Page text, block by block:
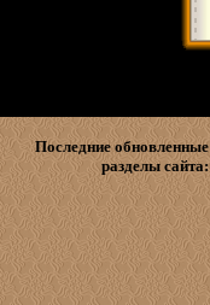
Последние обновленные
разделы сайта: